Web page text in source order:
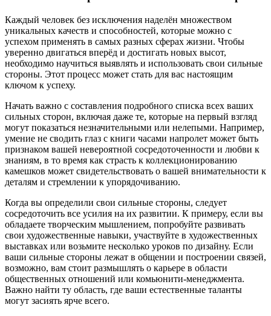
Каждый человек без исключения наделён множеством
уникальных качеств и способностей, которые можно с
успехом применять в самых разных сферах жизни. Чтобы
уверенно двигаться вперёд и достигать новых высот,
необходимо научиться выявлять и использовать свои сильные
стороны. Этот процесс может стать для вас настоящим
ключом к успеху.
Начать важно с составления подробного списка всех ваших
сильных сторон, включая даже те, которые на первый взгляд
могут показаться незначительными или нелепыми. Например,
умение не сводить глаз с книги часами напролет может быть
признаком вашей невероятной сосредоточенности и любви к
знаниям, в то время как страсть к коллекционированию
камешков может свидетельствовать о вашей внимательности к
деталям и стремлении к упорядочиванию.
Когда вы определили свои сильные стороны, следует
сосредоточить все усилия на их развитии. К примеру, если вы
обладаете творческим мышлением, попробуйте развивать
свои художественные навыки, участвуйте в художественных
выставках или возьмите несколько уроков по дизайну. Если
ваши сильные стороны лежат в общении и построении связей,
возможно, вам стоит размышлять о карьере в области
общественных отношений или комьюнити-менеджмента.
Важно найти ту область, где ваши естественные таланты
могут засиять ярче всего.